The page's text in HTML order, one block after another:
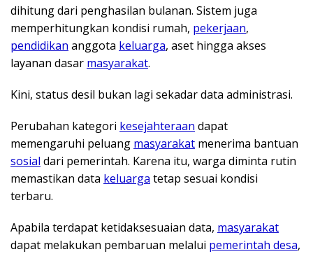
dihitung dari penghasilan bulanan. Sistem juga
memperhitungkan kondisi rumah, pekerjaan,
pendidikan anggota keluarga, aset hingga akses
layanan dasar masyarakat.
Kini, status desil bukan lagi sekadar data administrasi.
Perubahan kategori kesejahteraan dapat
memengaruhi peluang masyarakat menerima bantuan
sosial dari pemerintah. Karena itu, warga diminta rutin
memastikan data keluarga tetap sesuai kondisi
terbaru.
Apabila terdapat ketidaksesuaian data, masyarakat
dapat melakukan pembaruan melalui pemerintah desa,